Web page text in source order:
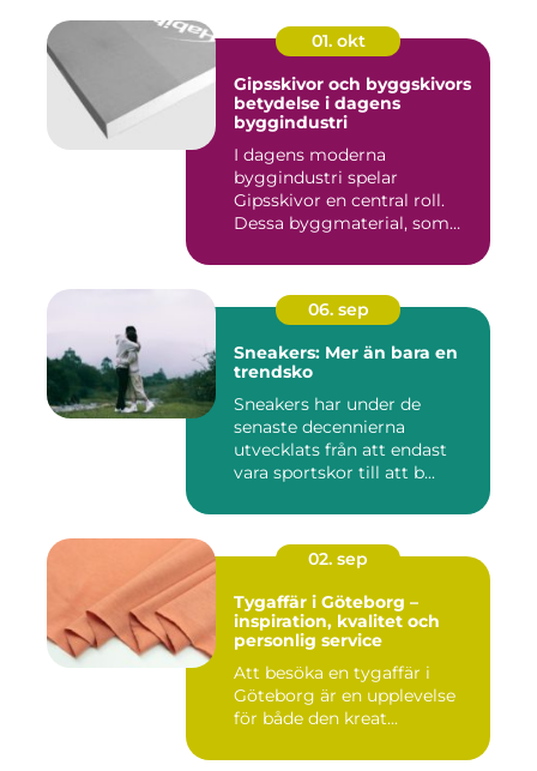
01. okt
Gipsskivor och byggskivors
betydelse i dagens
byggindustri
I dagens moderna
byggindustri spelar
Gipsskivor en central roll.
Dessa byggmaterial, som
06. sep
Sneakers: Mer än bara en
trendsko
Sneakers har under de
senaste decennierna
utvecklats från att endast
vara sportskor till att b...
02. sep
Tygaffär i Göteborg –
inspiration, kvalitet och
personlig service
Att besöka en tygaffär i
Göteborg är en upplevelse
för både den kreat...